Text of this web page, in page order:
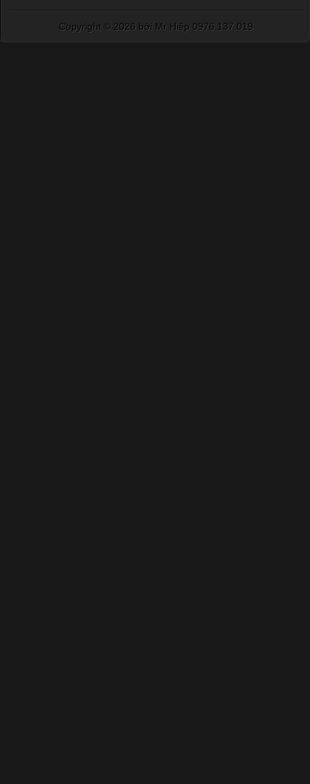
Copyright © 2026 bởi Mr Hiệp 0976.137.019